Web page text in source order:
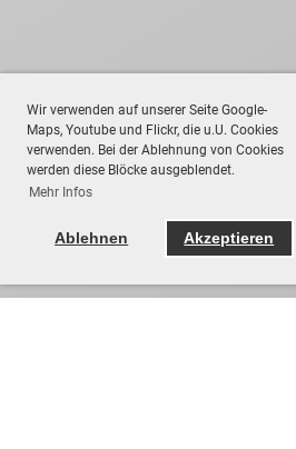
Wir verwenden auf unserer Seite Google-
Maps, Youtube und Flickr, die u.U. Cookies
verwenden. Bei der Ablehnung von Cookies
werden diese Blöcke ausgeblendet.
Mehr Infos
Ablehnen Akzeptieren